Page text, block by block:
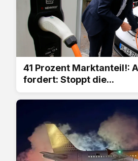
41 Prozent Marktanteil!:
fordert: Stoppt die...